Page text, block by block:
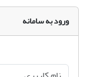
ورود به سامانه